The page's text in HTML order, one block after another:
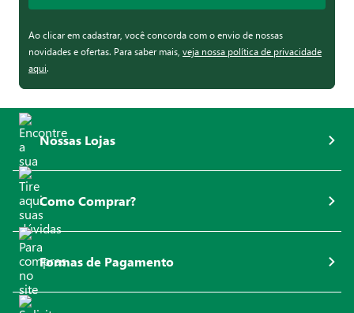
Ao clicar em cadastrar, você concorda com o envio de nossas
novidades e ofertas. Para saber mais, veja nossa política de privacidade
aqui.
Nossas Lojas
Como Comprar?
Formas de Pagamento